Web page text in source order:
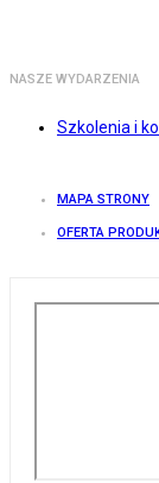
NASZE WYDARZENIA
Szkolenia i
MAPA STRONY
OFERTA